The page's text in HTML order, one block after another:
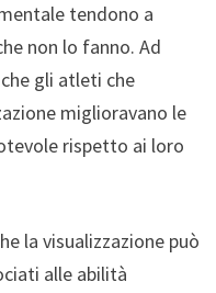
tendono a
non lo fanno. Ad
gli atleti che
miglioravano le
rispetto ai loro
la visualizzazione può
alle abilità